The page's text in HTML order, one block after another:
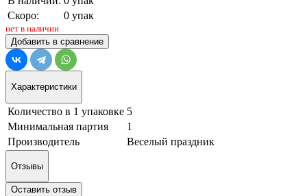
Скоро:
0 упак
нет в наличии
Добавить в сравнение
Характеристики
Количество в 1 упаковке 5
Минимальная партия
1
Производитель
Веселый праздник
Отзывы
Оставить отзыв